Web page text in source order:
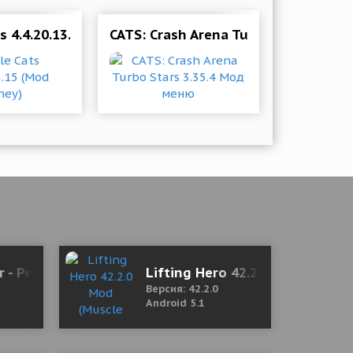
4.4.20.13.15 (Mod Money)CATS: Crash Arena Turbo Stars
(Premium)
- Pedometer Free & Calorie Counter 1.5.8 Mod
Lifting Hero 42.2.0 Mod
Версия: 42.2.0
Android 5.1